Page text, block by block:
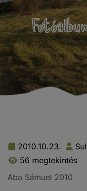
2010.10.23.
56 megtekintés
Aba Sámuel 2010